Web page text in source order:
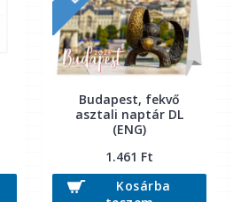
Budapest, fekvő
asztali naptár DL
(ENG)
1.461 Ft
Kosárba